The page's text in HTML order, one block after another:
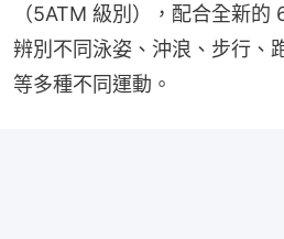
（5ATM 級別），配合全新的
辨別不同泳姿、沖浪、步行、
等多種不同運動。